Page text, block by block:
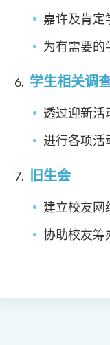
嘉许及肯定
为有需要的
学生相关调
透过迎新活
进行各项活
旧生会
建立校友网
协助校友筹